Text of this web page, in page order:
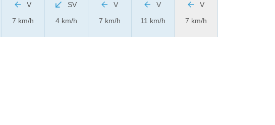
V
7 km/h
SV
4 km/h
V
7 km/h
V
11 km/h
V
7 km/h